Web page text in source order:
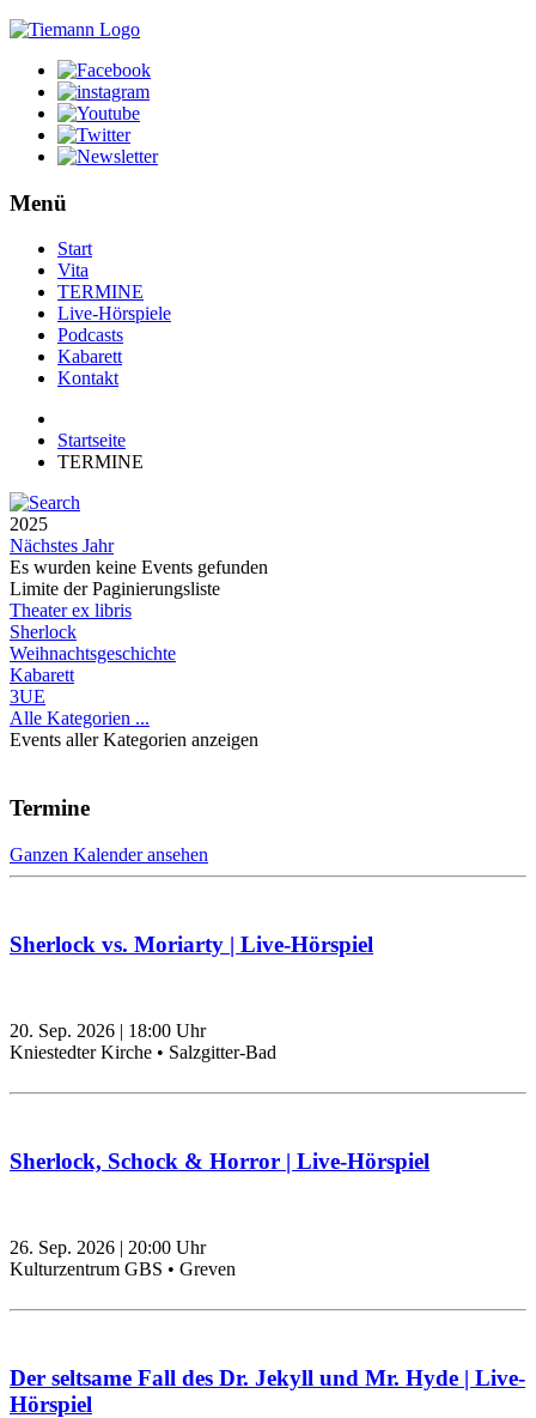
Menü
Start
Vita
TERMINE
Live-Hörspiele
Podcasts
Kabarett
Kontakt
Startseite
TERMINE
2025
Nächstes Jahr
Es wurden keine Events gefunden
Limite der Paginierungsliste
Theater ex libris
Sherlock
Weihnachtsgeschichte
Kabarett
3UE
Alle Kategorien ...
Events aller Kategorien anzeigen
Termine
Ganzen Kalender ansehen
Sherlock vs. Moriarty | Live-Hörspiel
20. Sep. 2026 | 18:00 Uhr
Kniestedter Kirche • Salzgitter-Bad
Sherlock, Schock & Horror | Live-Hörspiel
26. Sep. 2026 | 20:00 Uhr
Kulturzentrum GBS • Greven
Der seltsame Fall des Dr. Jekyll und Mr. Hyde | Live-
Hörspiel